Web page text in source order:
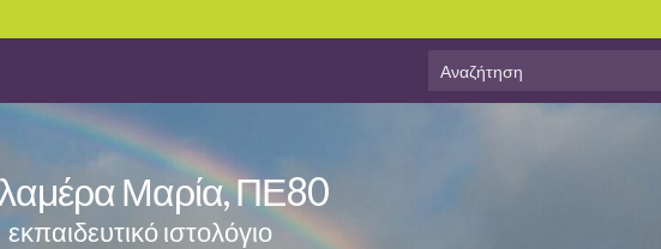
Search
Μαρία, ΠΕ80
εκπαιδευτικό ιστολόγιο